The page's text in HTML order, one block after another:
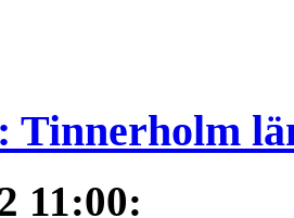
Tinnerholm
11:00: